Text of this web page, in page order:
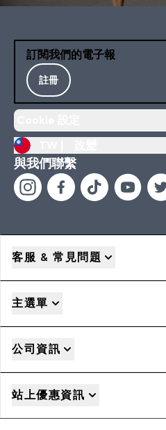
訂閱我們的電子報
註冊
與我們聯繫
客服 & 常見問題
主選單
公司資訊
站上優惠資訊